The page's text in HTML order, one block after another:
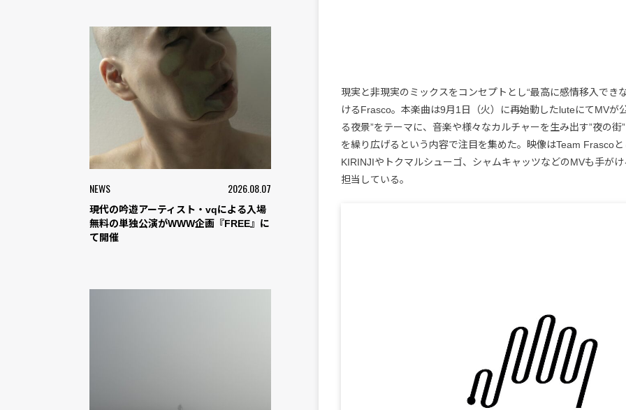
NEWS 2026.08.07
現代の吟遊アーティスト・vqによる入場
無料の単独公演がWWW企画『FREE』に
て開催
現実と非現実のミックスをコンセプトとし“最高に感情移入でき
けるFrasco。本楽曲は9月1日（火）に再始動したluteにてMVが
る夜景”をテーマに、音楽や様々なカルチャーを生み出す”夜の街
を繰り広げるという内容で注目を集めた。映像はTeam Frasco
KIRINJIやトクマルシューゴ、シャムキャッツなどのMVも手が
担当している。